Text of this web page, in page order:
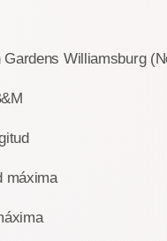
Williamsburg
máxima